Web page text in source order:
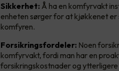
Sikkerhet: Å ha en komfyrvakt
enheten sørger for at kjøkkenet
komfyren.
Forsikringsfordeler: Noen
komfyrvakt, fordi man har en
forsikringskostnader og